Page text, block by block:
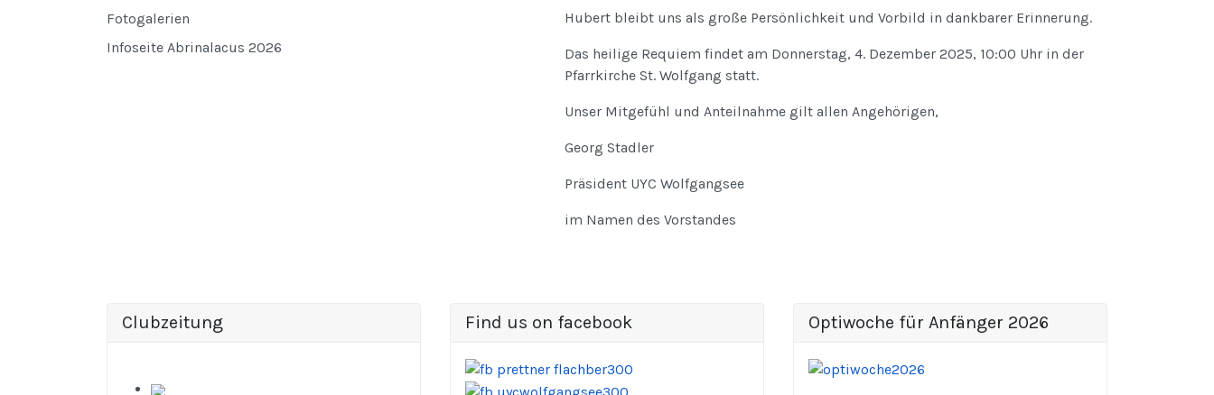
Hubert bleibt uns als große Persönlichkeit und Vorbild in dankbarer Erinnerung.
Das heilige Requiem findet am Donnerstag, 4. Dezember 2025, 10:00 Uhr in der
Pfarrkirche St. Wolfgang statt.
Unser Mitgefühl und Anteilnahme gilt allen Angehörigen,
Georg Stadler
Präsident UYC Wolfgangsee
im Namen des Vorstandes
Fotogalerien
Infoseite Abrinalacus 2026
Clubzeitung Find us on facebook Optiwoche für Anfänger 2026